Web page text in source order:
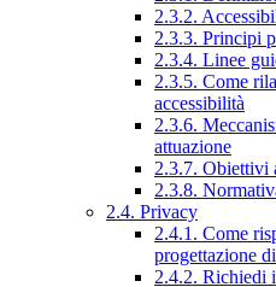
2.3.2.
2.3.3. Principi
2.3.4. Linee
2.3.5. Come
accessibilità
2.3.6.
attuazione
2.3.7. Obiettivi
2.3.8.
2.4. Privacy
2.4.1. Come
progettazione
2.4.2. Richiedi